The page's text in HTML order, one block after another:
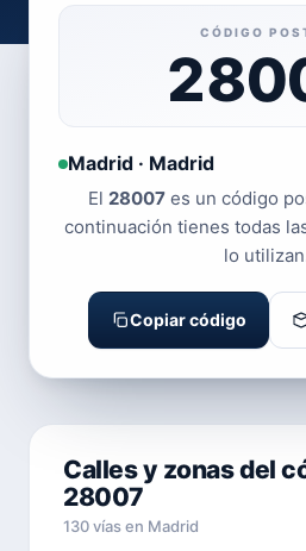
CÓDIGO
Madrid · Madrid
El 28007 es un código
continuación tienes todas
lo
Copiar código
Calles y zonas del
28007
130 vías en Madrid